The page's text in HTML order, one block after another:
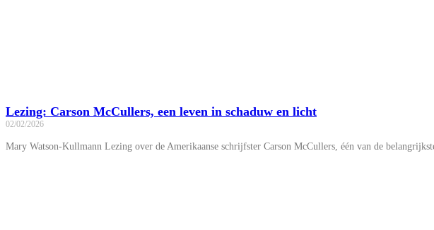
Lezing: Carson McCullers, een leven in schaduw en licht
02/02/2026
Mary Watson-Kullmann Lezing over de Amerikaanse schrijfster Carson McCullers, één van de